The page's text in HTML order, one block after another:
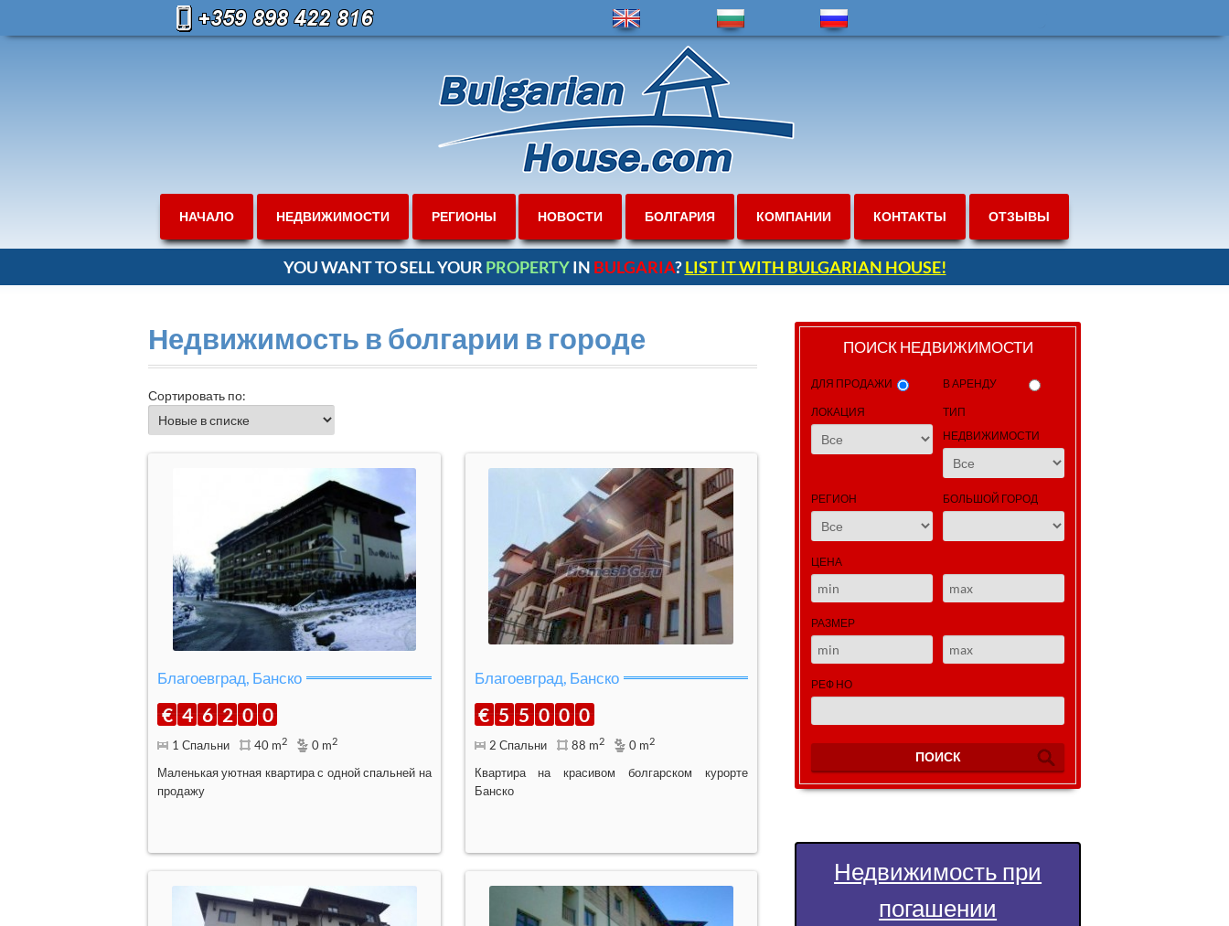
НАЧАЛО НЕДВИЖИМОСТИ РЕГИОНЫ НОВОСТИ БОЛГАРИЯ КОМПАНИИ КОНТАКТЫ ОТЗЫВЫ
YOU WANT TO SELL YOUR PROPERTYIN BULGARIA?LIST IT WITH BULGARIAN HOUSE!
Недвижимость в болгарии в городе
Сортировать по:
Благоевград, Банско
€ 4 6 2 0 0
1 Спальни 40 m2 0 m2
Маленькая уютная квартира с одной спальней на
продажу
Благоевград, Банско
€ 5 5 0 0 0
2 Спальни 88 m2 0 m2
Квартира на красивом болгарском курорте
Банско
ПОИСК НЕДВИЖИМОСТИ
ДЛЯ ПРОДАЖИ В АРЕНДУ
ЛОКАЦИЯ
ТИП
НЕДВИЖИМОСТИ
РЕГИОН БОЛЬШОЙ ГОРОД
ЦЕНА
РАЗМЕР
РЕФ НО
ПОИСК
Недвижимость при
погашении